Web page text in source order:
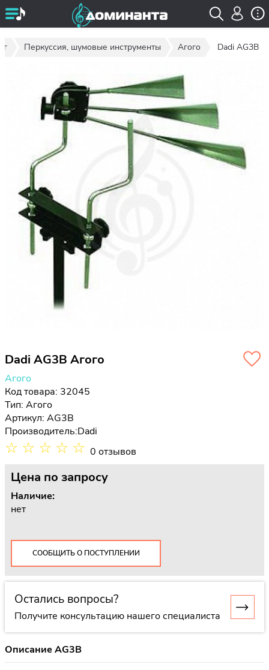
Перкуссия, шумовые инструменты Агого Dadi AG3B
Dadi AG3B Агого
Агого
Код товара: 32045
Тип: Агого
Артикул: AG3B
Производитель:Dadi
☆ ☆ ☆ ☆ ☆ 0 отзывов
Цена по запросу
Наличие:
нет
СООБЩИТЬ О ПОСТУПЛЕНИИ
Остались вопросы?
Получите консультацию нашего специалиста
Описание AG3B